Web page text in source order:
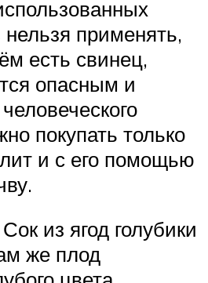
нельзя применять,
есть свинец,
опасным и
покупать только
и с его помощью
из ягод голубики
же плод